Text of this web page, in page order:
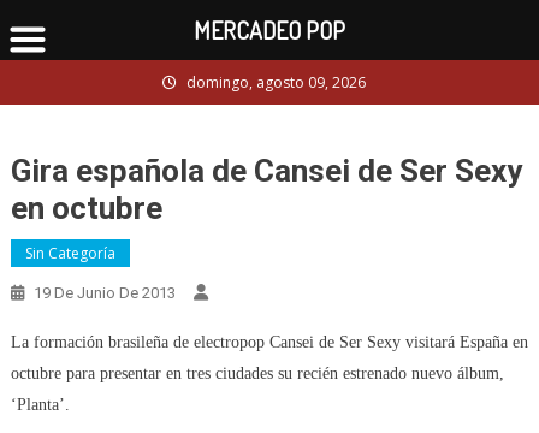
to
domingo, agosto 09, 2026
Gira española de Cansei de Ser Sexy
en octubre
Sin Categoría
19 De Junio De 2013
La formación brasileña de electropop Cansei de Ser Sexy visitará España en
octubre para presentar en tres ciudades su recién estrenado nuevo álbum,
‘Planta’.
MERCADEO POP